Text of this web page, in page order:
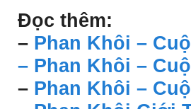
Đọc thêm:
– Phan Khôi –
– Phan Khôi –
– Phan Khôi –